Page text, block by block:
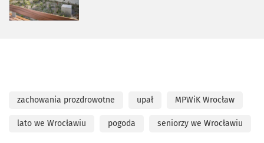
zachowania prozdrowotne upał MPWiK Wrocław
lato we Wrocławiu pogoda seniorzy we Wrocławiu